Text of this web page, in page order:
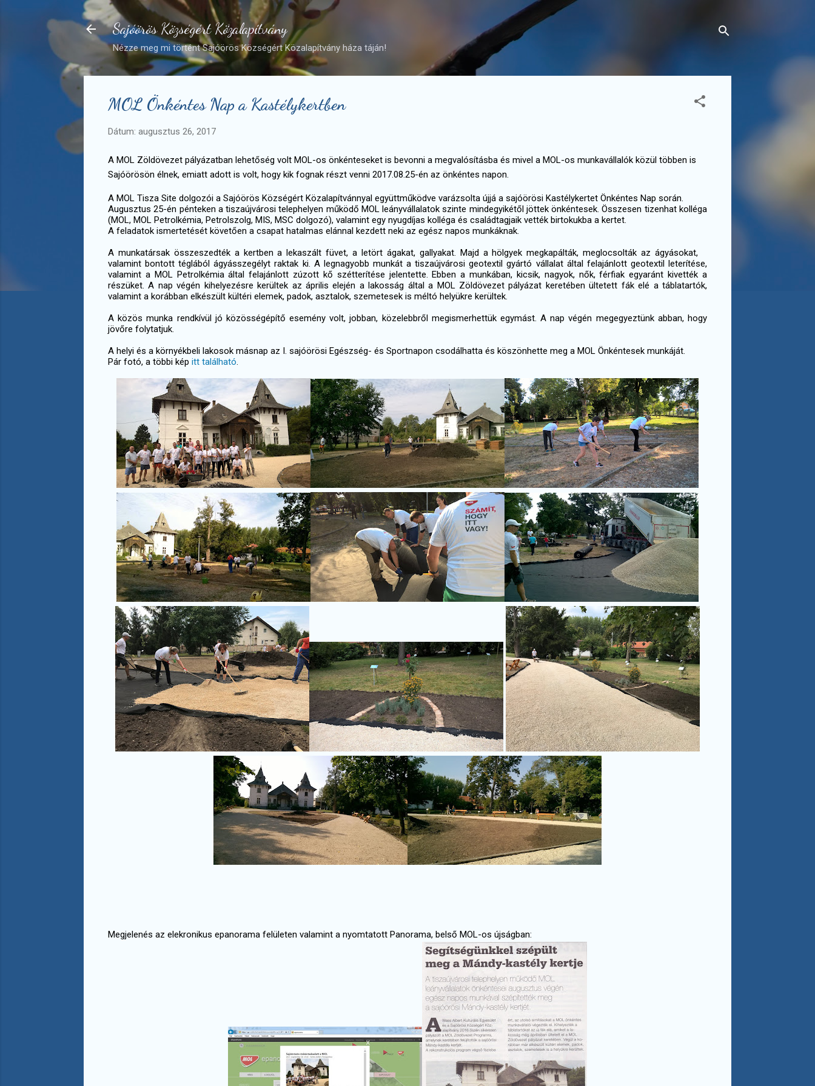
Sajóörös Községért Közalapítvány
Nézze meg mi történt Sajóörös Községért Közalapítvány háza táján!
MOL Önkéntes Nap a Kastélykertben
Dátum: augusztus 26, 2017
A MOL Zöldövezet pályázatban lehetőség volt MOL-os önkénteseket is bevonni a megvalósításba és mivel a MOL-os munkavállalók közül többen is
Sajóörösön élnek, emiatt adott is volt, hogy kik fognak részt venni 2017.08.25-én az önkéntes napon.
A MOL Tisza Site dolgozói a Sajóörös Községért Közalapítvánnyal együttműködve varázsolta újjá a sajóörösi Kastélykertet Önkéntes Nap során.
Augusztus 25-én pénteken a tiszaújvárosi telephelyen működő MOL leányvállalatok szinte mindegyikétől jöttek önkéntesek. Összesen tizenhat kolléga
(MOL, MOL Petrolkémia, Petrolszolg, MIS, MSC dolgozó), valamint egy nyugdíjas kolléga és családtagjaik vették birtokukba a kertet.
A feladatok ismertetését követően a csapat hatalmas elánnal kezdett neki az egész napos munkáknak.
A munkatársak összeszedték a kertben a lekaszált füvet, a letört ágakat, gallyakat. Majd a hölgyek megkapálták, meglocsolták az ágyásokat,
valamint bontott téglából ágyásszegélyt raktak ki. A legnagyobb munkát a tiszaújvárosi geotextil gyártó vállalat által felajánlott geotextil leterítése,
valamint a MOL Petrolkémia által felajánlott zúzott kő szétterítése jelentette. Ebben a munkában, kicsik, nagyok, nők, férfiak egyaránt kivették a
részüket. A nap végén kihelyezésre kerültek az április elején a lakosság által a MOL Zöldövezet pályázat keretében ültetett fák elé a táblatartók,
valamint a korábban elkészült kültéri elemek, padok, asztalok, szemetesek is méltó helyükre kerültek.
A közös munka rendkívül jó közösségépítő esemény volt, jobban, közelebbről megismerhettük egymást. A nap végén megegyeztünk abban, hogy
jövőre folytatjuk.
A helyi és a környékbeli lakosok másnap az I. sajóörösi Egészség- és Sportnapon csodálhatta és köszönhette meg a MOL Önkéntesek munkáját.
Pár fotó, a többi kép itt található
Megjelenés az elekronikus epanorama felületen valamint a nyomtatott Panorama, belső MOL-os újságban: